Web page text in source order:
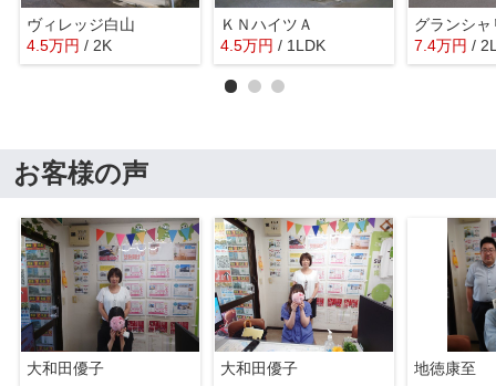
ヴィレッジ白山
4.5万円 / 2K
ＫＮハイツＡ
4.5万円 / 1LDK
グランシャ
7.4万円 /
お客様の声
大和田優子 大和田優子 地徳康至